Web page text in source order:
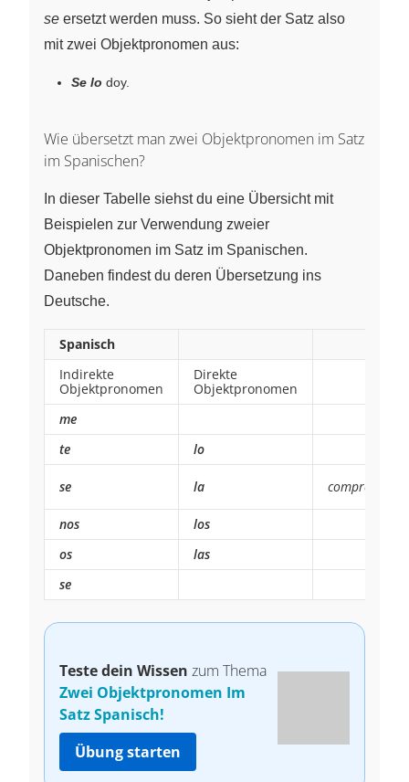
se ersetzt werden muss. So sieht der Satz also
mit zwei Objektpronomen aus:
Se lo doy.
Wie übersetzt man zwei Objektpronomen im Satz
im Spanischen?
In dieser Tabelle siehst du eine Übersicht mit
Beispielen zur Verwendung zweier
Objektpronomen im Satz im Spanischen.
Daneben findest du deren Übersetzung ins
Deutsche.
Spanisch
Indirekte
Objektpronomen
Direkte
Objektpronomen
me
te
lo
se la compro.
nos
los
os
las
se
Teste dein Wissen zum Thema
Zwei Objektpronomen Im
Satz Spanisch!
Übung starten